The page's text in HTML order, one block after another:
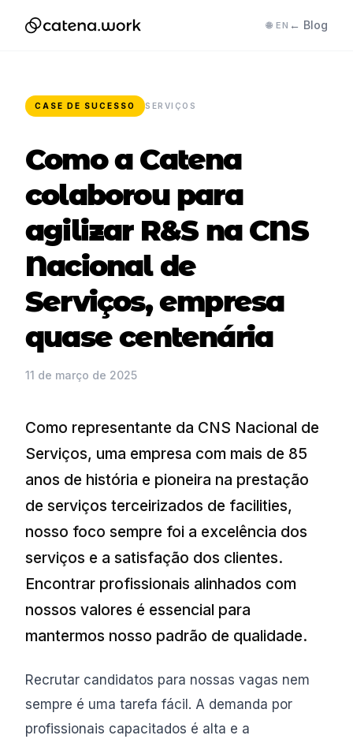
🌐 EN ← Blog
CASE DE SUCESSO SERVIÇOS
Como a Catena
colaborou para
agilizar R&S na CNS
Nacional de
Serviços, empresa
quase centenária
11 de março de 2025
Como representante da CNS Nacional de
Serviços, uma empresa com mais de 85
anos de história e pioneira na prestação
de serviços terceirizados de facilities,
nosso foco sempre foi a excelência dos
serviços e a satisfação dos clientes.
Encontrar profissionais alinhados com
nossos valores é essencial para
mantermos nosso padrão de qualidade.
Recrutar candidatos para nossas vagas nem
sempre é uma tarefa fácil. A demanda por
profissionais capacitados é alta e a